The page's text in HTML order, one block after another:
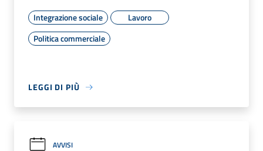
Integrazione sociale
Lavoro
Politica commerciale
LEGGI DI PIÙ
AVVISI